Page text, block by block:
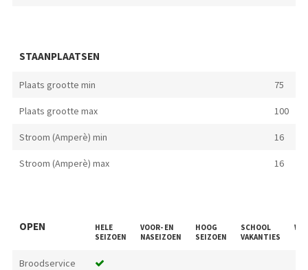
STAANPLAATSEN
Plaats grootte min 75
Plaats grootte max 100
Stroom (Amperè) min 16
Stroom (Amperè) max 16
OPEN
HELE
SEIZOEN
VOOR- EN
NASEIZOEN
HOOG
SEIZOEN
SCHOOL
VAKANTIES
Broodservice